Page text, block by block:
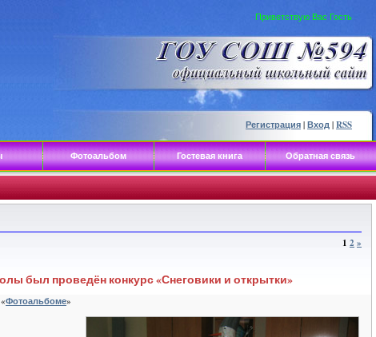
Приветствую Вас Гость
Регистрация | Вход | RSS
Фотоальбом Гостевая книга Обратная связь
1 2 »
был проведён конкурс «Снеговики и открытки»
Фотоальбоме»